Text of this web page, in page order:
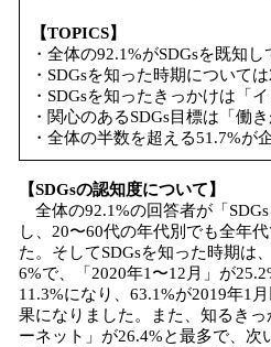
【TOPICS】
・全体の92.1%がSDGsを既知
・SDGsを知った時期について
・SDGsを知ったきっかけは「
・関心のあるSDGs目標は「働
・全体の半数を超える51.7%が
【SDGsの認知度について】
全体の92.1%の回答者が「
し、20〜60代の年代別でも全年
た。そしてSDGsを知った時期は
6%で、「2020年1〜12月」が
11.3%になり、63.1%が2019年1
果になりました。また、知るき
ーネット」が26.4%と最多で、次